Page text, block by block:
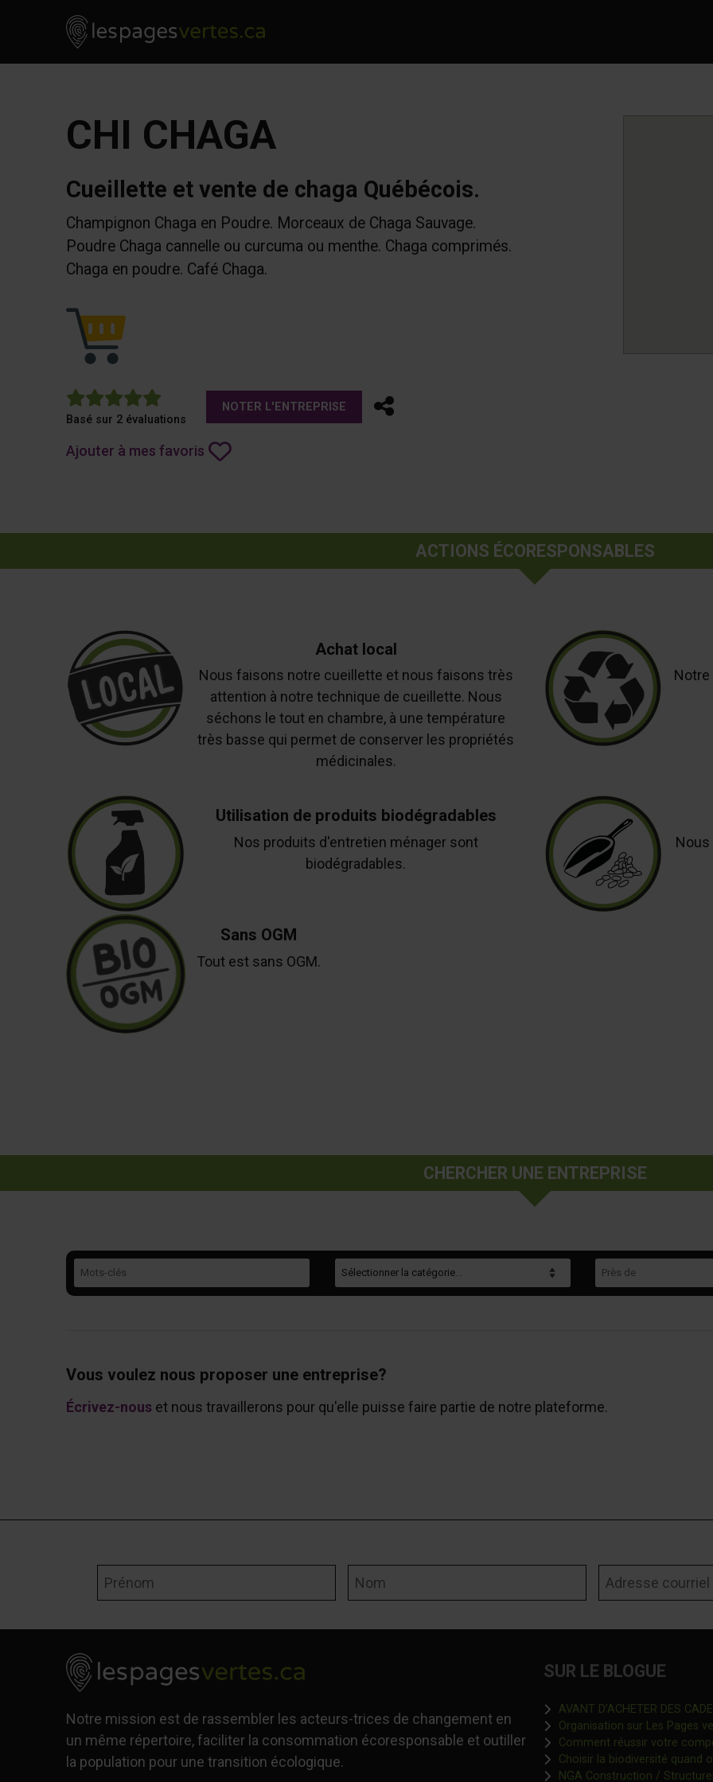
Skip to contentLes Pages Vertes - Go to homepage
CHI CHAGA
Cueillette et vente de chaga Québécois.
Champignon Chaga en Poudre. Morceaux de Chaga Sauvage.
Poudre Chaga cannelle ou curcuma ou menthe. Chaga comprimés.
Chaga en poudre. Café Chaga.
5
Basé sur 2 évaluations
NOTER L'ENTREPRISE Partager
Ajouter à mes favoris
ACTIONS ÉCORESPONSABLES
Achat local
Nous faisons notre cueillette et nous faisons très
attention à notre technique de cueillette. Nous
séchons le tout en chambre, à une température
très basse qui permet de conserver les propriétés
médicinales.
Notre
Utilisation de produits biodégradables
Nos produits d'entretien ménager sont
biodégradables.
Nous
Sans OGM
Tout est sans OGM.
CHERCHER UNE ENTREPRISE
Vous voulez nous proposer une entreprise?
Écrivez-nouset nous travaillerons pour qu'elle puisse faire partie de notre plateforme.
Notre mission est de rassembler les acteurs-trices de changement en
un même répertoire, faciliter la consommation écoresponsable et outiller
la population pour une transition écologique.
SUR LE BLOGUE
AVANT D’ACHETER DES
Organisation sur Les Pages
Comment réussir votre
Choisir la biodiversité quand
NGA Construction /